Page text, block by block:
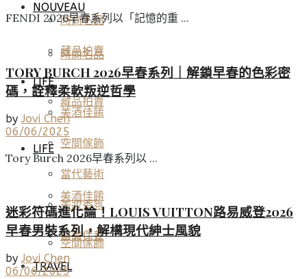
NOUVEAU
時尚名品
藏品拍賣
LIFE
美酒佳餚
空間傢飾
時尚名品
藏品拍賣
LIFE
美酒佳餚
空間傢飾
當代藝術
美妝香氛
醫美保養
TRAVEL
FENDI 2026早春系列以「記憶的重 ...
TORY BURCH 2026早春系列｜解鎖早春的色彩密
碼，詮釋柔軟叛逆哲學
by Jovi Chen
06/06/2025
Tory Burch 2026早春系列以 ...
迷彩符碼進化論！LOUIS VUITTON路易威登2026
早春男裝系列，解構現代紳士風貌
by Jovi Chen
06/06/2025